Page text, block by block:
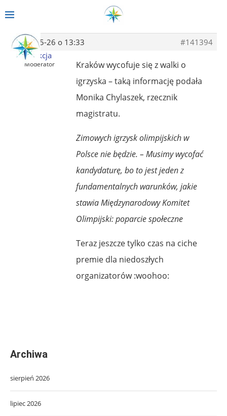
2014-05-26 o 13:33
#141394
Redakcja
Moderator
Kraków wycofuje się z walki o
igrzyska – taką informację podała
Monika Chylaszek, rzecznik
magistratu.
Zimowych igrzysk olimpijskich w
Polsce nie będzie. – Musimy wycofać
kandydaturę, bo to jest jeden z
fundamentalnych warunków, jakie
stawia Międzynarodowy Komitet
Olimpijski: poparcie społeczne
Teraz jeszcze tylko czas na ciche
premie dla niedoszłych
organizatorów :woohoo:
Archiwa
sierpień 2026
lipiec 2026